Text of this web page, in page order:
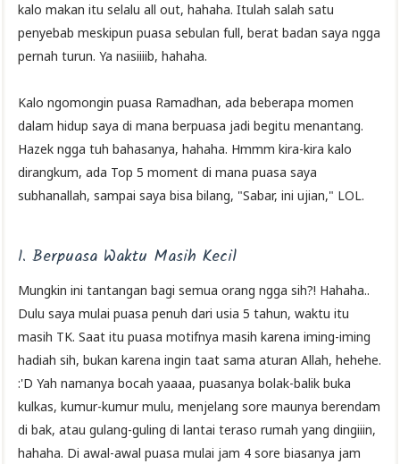
kalo makan itu selalu all out, hahaha. Itulah salah satu
penyebab meskipun puasa sebulan full, berat badan saya ngga
pernah turun. Ya nasiiiib, hahaha.
Kalo ngomongin puasa Ramadhan, ada beberapa momen
dalam hidup saya di mana berpuasa jadi begitu menantang.
Hazek ngga tuh bahasanya, hahaha. Hmmm kira-kira kalo
dirangkum, ada Top 5 moment di mana puasa saya
subhanallah, sampai saya bisa bilang, "Sabar, ini ujian," LOL.
1. Berpuasa Waktu Masih Kecil
Mungkin ini tantangan bagi semua orang ngga sih?! Hahaha..
Dulu saya mulai puasa penuh dari usia 5 tahun, waktu itu
masih TK. Saat itu puasa motifnya masih karena iming-iming
hadiah sih, bukan karena ingin taat sama aturan Allah, hehehe.
:'D Yah namanya bocah yaaaa, puasanya bolak-balik buka
kulkas, kumur-kumur mulu, menjelang sore maunya berendam
di bak, atau gulang-guling di lantai teraso rumah yang dingiiin,
hahaha. Di awal-awal puasa mulai jam 4 sore biasanya jam